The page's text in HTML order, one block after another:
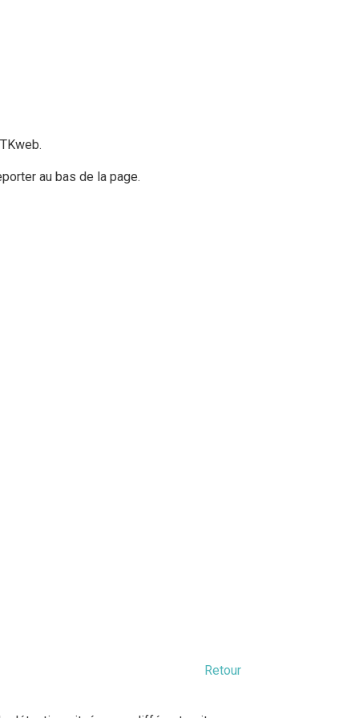
au bas de la page.
Retour